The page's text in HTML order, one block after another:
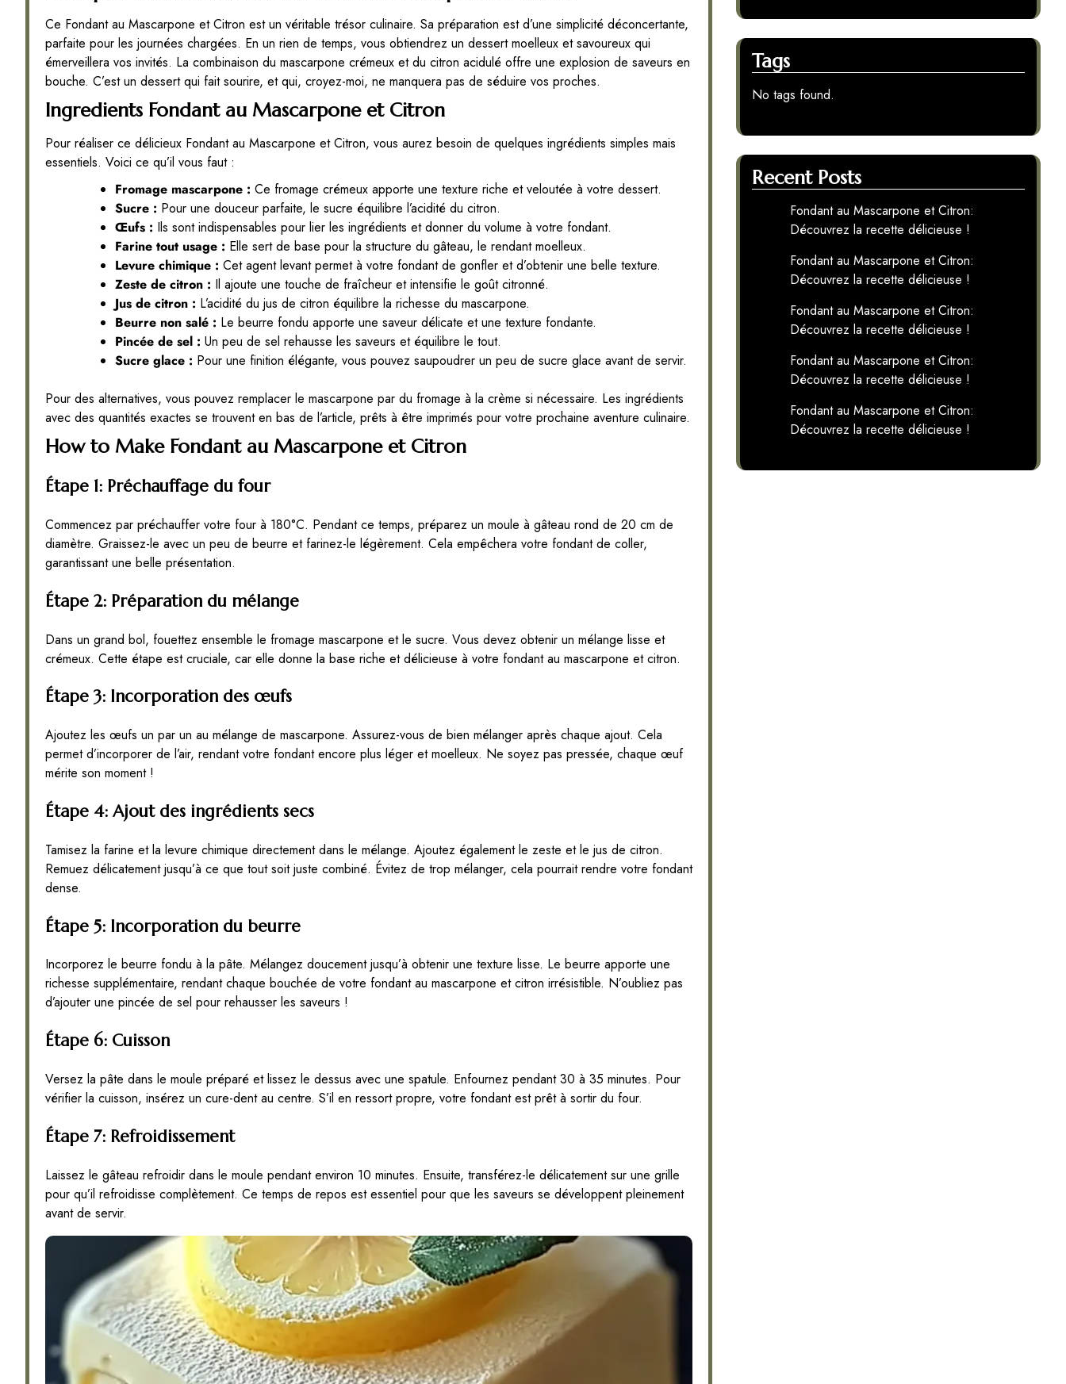
Ce Fondant au Mascarpone et Citron est un véritable trésor culinaire. Sa préparation est d’une simplicité déconcertante,
parfaite pour les journées chargées. En un rien de temps, vous obtiendrez un dessert moelleux et savoureux qui
émerveillera vos invités. La combinaison du mascarpone crémeux et du citron acidulé offre une explosion de saveurs en
bouche. C’est un dessert qui fait sourire, et qui, croyez-moi, ne manquera pas de séduire vos proches.
Ingredients Fondant au Mascarpone et Citron
Pour réaliser ce délicieux Fondant au Mascarpone et Citron, vous aurez besoin de quelques ingrédients simples mais
essentiels. Voici ce qu’il vous faut :
Fromage mascarpone : Ce fromage crémeux apporte une texture riche et veloutée à votre dessert.
Sucre : Pour une douceur parfaite, le sucre équilibre l’acidité du citron.
Œufs : Ils sont indispensables pour lier les ingrédients et donner du volume à votre fondant.
Farine tout usage : Elle sert de base pour la structure du gâteau, le rendant moelleux.
Levure chimique : Cet agent levant permet à votre fondant de gonfler et d’obtenir une belle texture.
Zeste de citron : Il ajoute une touche de fraîcheur et intensifie le goût citronné.
Jus de citron : L’acidité du jus de citron équilibre la richesse du mascarpone.
Beurre non salé : Le beurre fondu apporte une saveur délicate et une texture fondante.
Pincée de sel : Un peu de sel rehausse les saveurs et équilibre le tout.
Sucre glace : Pour une finition élégante, vous pouvez saupoudrer un peu de sucre glace avant de servir.
Pour des alternatives, vous pouvez remplacer le mascarpone par du fromage à la crème si nécessaire. Les ingrédients
avec des quantités exactes se trouvent en bas de l’article, prêts à être imprimés pour votre prochaine aventure culinaire.
How to Make Fondant au Mascarpone et Citron
Étape 1: Préchauffage du four
Commencez par préchauffer votre four à 180°C. Pendant ce temps, préparez un moule à gâteau rond de 20 cm de
diamètre. Graissez-le avec un peu de beurre et farinez-le légèrement. Cela empêchera votre fondant de coller,
garantissant une belle présentation.
Étape 2: Préparation du mélange
Dans un grand bol, fouettez ensemble le fromage mascarpone et le sucre. Vous devez obtenir un mélange lisse et
crémeux. Cette étape est cruciale, car elle donne la base riche et délicieuse à votre fondant au mascarpone et citron.
Étape 3: Incorporation des œufs
Ajoutez les œufs un par un au mélange de mascarpone. Assurez-vous de bien mélanger après chaque ajout. Cela
permet d’incorporer de l’air, rendant votre fondant encore plus léger et moelleux. Ne soyez pas pressée, chaque œuf
mérite son moment !
Étape 4: Ajout des ingrédients secs
Tamisez la farine et la levure chimique directement dans le mélange. Ajoutez également le zeste et le jus de citron.
Remuez délicatement jusqu’à ce que tout soit juste combiné. Évitez de trop mélanger, cela pourrait rendre votre fondant
dense.
Étape 5: Incorporation du beurre
Incorporez le beurre fondu à la pâte. Mélangez doucement jusqu’à obtenir une texture lisse. Le beurre apporte une
richesse supplémentaire, rendant chaque bouchée de votre fondant au mascarpone et citron irrésistible. N’oubliez pas
d’ajouter une pincée de sel pour rehausser les saveurs !
Étape 6: Cuisson
Versez la pâte dans le moule préparé et lissez le dessus avec une spatule. Enfournez pendant 30 à 35 minutes. Pour
vérifier la cuisson, insérez un cure-dent au centre. S’il en ressort propre, votre fondant est prêt à sortir du four.
Étape 7: Refroidissement
Laissez le gâteau refroidir dans le moule pendant environ 10 minutes. Ensuite, transférez-le délicatement sur une grille
pour qu’il refroidisse complètement. Ce temps de repos est essentiel pour que les saveurs se développent pleinement
avant de servir.
Tags
No tags found.
Recent Posts
Fondant au Mascarpone et Citron:
Découvrez la recette délicieuse !
Fondant au Mascarpone et Citron:
Découvrez la recette délicieuse !
Fondant au Mascarpone et Citron:
Découvrez la recette délicieuse !
Fondant au Mascarpone et Citron:
Découvrez la recette délicieuse !
Fondant au Mascarpone et Citron:
Découvrez la recette délicieuse !